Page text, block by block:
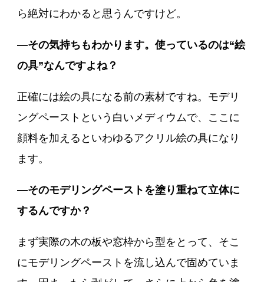
ら絶対にわかると思うんですけど。
―その気持ちもわかります。使っているのは“絵
の具”なんですよね？
正確には絵の具になる前の素材ですね。モデリ
ングペーストという白いメディウムで、ここに
顔料を加えるといわゆるアクリル絵の具になり
ます。
―そのモデリングペーストを塗り重ねて立体に
するんですか？
まず実際の木の板や窓枠から型をとって、そこ
にモデリングペーストを流し込んで固めていま